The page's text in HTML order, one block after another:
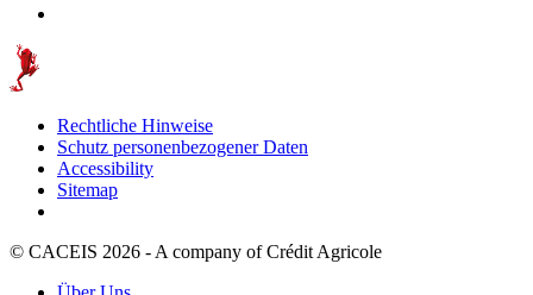
Rechtliche Hinweise
Schutz personenbezogener Daten
Accessibility
Sitemap
© CACEIS 2026 - A company of Crédit Agricole